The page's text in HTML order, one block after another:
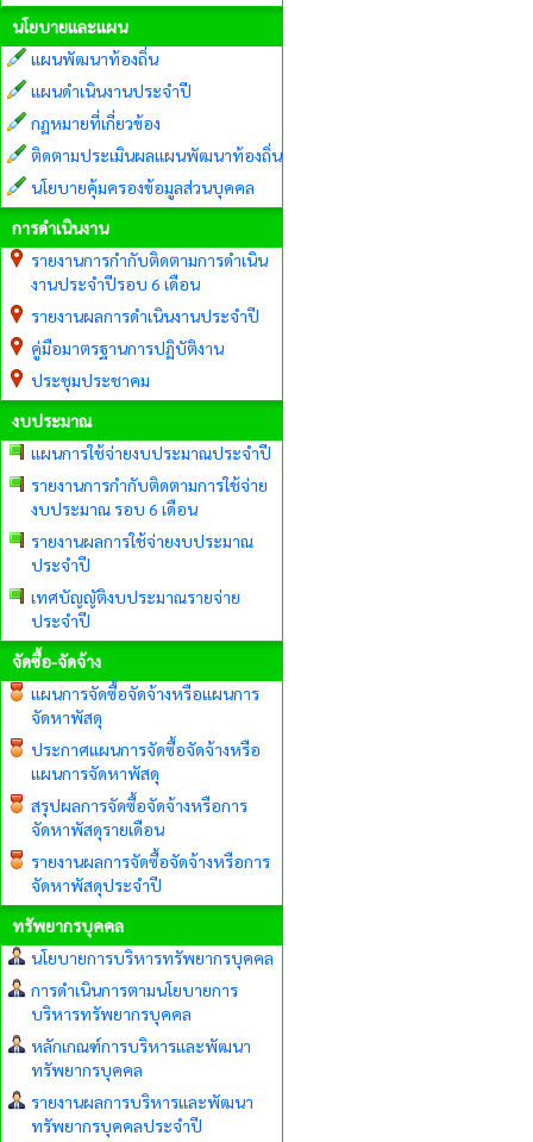
นโยบายและแผน
แผนพัฒนาท้องถิ่น
แผนดำเนินงานประจำปี
กฏหมายที่เกี่ยวข้อง
ติดตามประเมินผลแผนพัฒนาท้องถิ่น
นโยบายคุ้มครองข้อมูลส่วนบุคคล
การดำเนินงาน
รายงานการกำกับติดตามการดำเนิน
งานประจำปีรอบ 6 เดือน
รายงานผลการดำเนินงานประจำปี
คู่มือมาตรฐานการปฏิบัติงาน
ประชุมประชาคม
งบประมาณ
แผนการใช้จ่ายงบประมาณประจำปี
รายงานการกำกับติดตามการใช้จ่าย
งบประมาณ รอบ 6 เดือน
รายงานผลการใช้จ่ายงบประมาณ
ประจำปี
เทศบัญญัติงบประมาณรายจ่าย
ประจำปี
จัดซื้อ-จัดจ้าง
แผนการจัดซื้อจัดจ้างหรือแผนการ
จัดหาพัสดุ
ประกาศแผนการจัดซื้อจัดจ้างหรือ
แผนการจัดหาพัสดุ
สรุปผลการจัดซื้อจัดจ้างหรือการ
จัดหาพัสดุรายเดือน
รายงานผลการจัดซื้อจัดจ้างหรือการ
จัดหาพัสดุประจำปี
ทรัพยากรบุคคล
นโยบายการบริหารทรัพยากรบุคคล
การดำเนินการตามนโยบายการ
บริหารทรัพยากรบุคคล
หลักเกณฑ์การบริหารและพัฒนา
ทรัพยากรบุคคล
รายงานผลการบริหารและพัฒนา
ทรัพยากรบุคคลประจำปี